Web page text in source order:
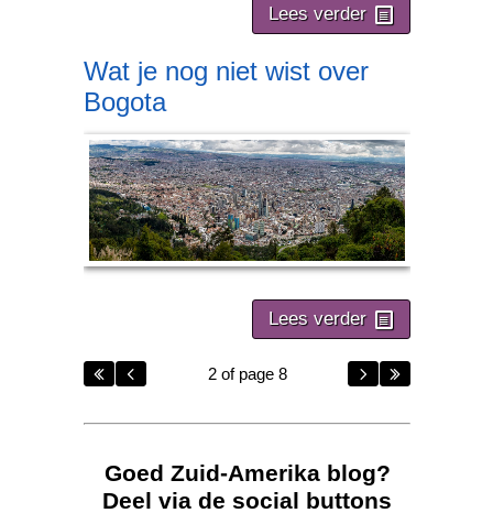
Lees verder
Wat je nog niet wist over
Bogota
Lees verder
2 of page 8
Goed Zuid-Amerika blog?
Deel via de social buttons